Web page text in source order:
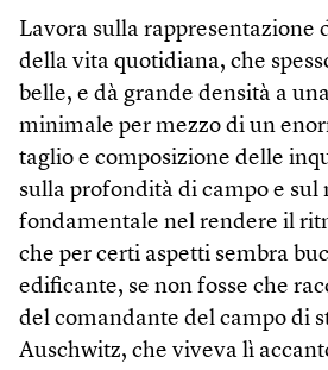
Lavora sulla rappresentazione
della vita quotidiana, che
belle, e dà grande densità a
minimale per mezzo di un
taglio e composizione delle
sulla profondità di campo e sul
fondamentale nel rendere il
che per certi aspetti sembra
edificante, se non fosse che
del comandante del campo di
Auschwitz, che viveva lì